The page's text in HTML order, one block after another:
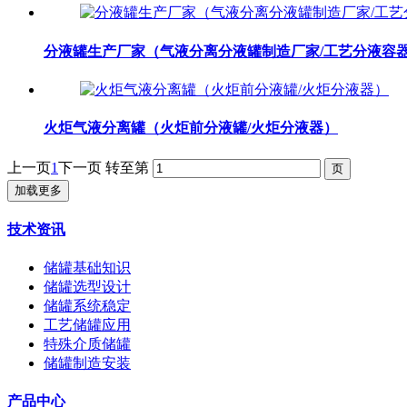
分液罐生产厂家（气液分离分液罐制造厂家/工艺分液容
火炬气液分离罐（火炬前分液罐/火炬分液器）
上一页1下一页 转至第
加载更多
技术资讯
储罐基础知识
储罐选型设计
储罐系统稳定
工艺储罐应用
特殊介质储罐
储罐制造安装
产品中心